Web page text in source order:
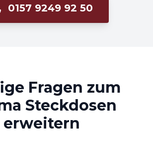
0157 9249 92 50
Fragen zum
Steckdosen
erweitern